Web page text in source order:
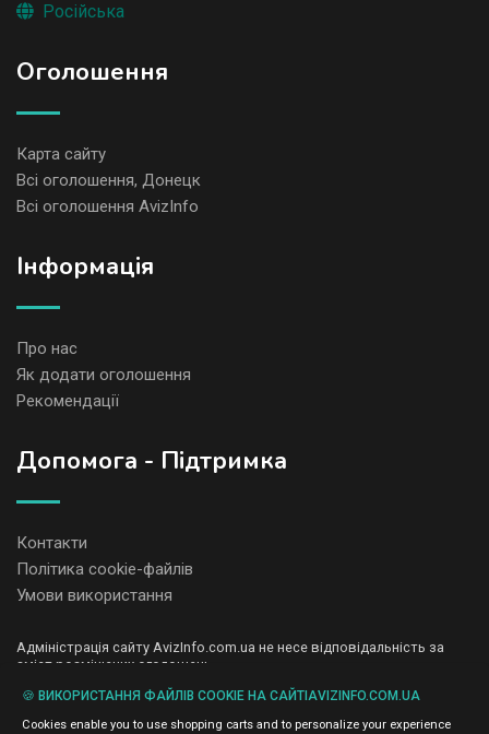
Російська
Оголошення
Карта сайту
Всі оголошення, Донецк
Всі оголошення AvizInfo
Iнформація
Про нас
Як додати оголошення
Рекомендації
Допомога - Підтримка
Контакти
Політика cookie-файлів
Умови використання
Адміністрація сайту AvizInfo.com.ua не несе відповідальність за
зміст розміщених оголошень.
і не продаємо особисту інформацію зареєстрованих користувачів
AvizInfo.com.ua третім особам. Ми не відповідаємо за правила
🍪 ВИКОРИСТАННЯ ФАЙЛІВ COOKIE НА САЙТІAVIZINFO.COM.UA
Cookies enable you to use shopping carts and to personalize your experience